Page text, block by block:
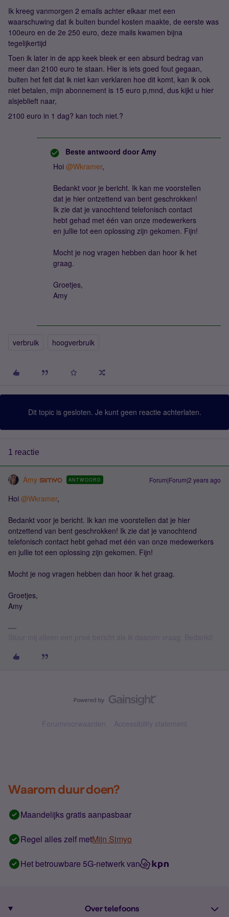
Ik kreeg vanmorgen 2 emails achter elkaar met een
waarschuwing dat ik buiten bundel kosten maakte, de eerste was
100euro en de 2e 250 euro, deze mails kwamen bijna
tegelijkertijd
Toen ik later in de app keek bleek er een absurd bedrag van
meer dan 2100 euro te staan. Hier is iets goed fout gegaan,
buiten het feit dat ik niet kan verklaren hoe dit komt, kan ik ook
niet betalen, mijn abonnement is 15 euro p,mnd, dus kijkt u hier
alsjeblieft naar,
2100 euro in 1 dag? kan toch niet.?
Beste antwoord door Amy
Hoi @Wkramer,
Bedankt voor je bericht. Ik kan me voorstellen
dat je hier ontzettend van bent geschrokken!
Ik zie dat je vanochtend telefonisch contact
hebt gehad met één van onze medewerkers
en jullie tot een oplossing zijn gekomen. Fijn!
Mocht je nog vragen hebben dan hoor ik het
graag.
Groetjes,
Amy
verbruik hoogverbruik
Dit topic is gesloten. Je kunt geen reactie achterlaten.
1 reactie
Amy ANTWOORD Forum|Forum|2 years ago
Hoi @Wkramer,
Bedankt voor je bericht. Ik kan me voorstellen dat je hier
ontzettend van bent geschrokken! Ik zie dat je vanochtend
telefonisch contact hebt gehad met één van onze medewerkers
en jullie tot een oplossing zijn gekomen. Fijn!
Mocht je nog vragen hebben dan hoor ik het graag.
Groetjes,
Amy
Forumvoorwaarden Accessibility statement
Waarom duur doen?
Maandelijks gratis aanpasbaar
Regel alles zelf metMijn Simyo
Het betrouwbare 5G-netwerk van
Over telefoons